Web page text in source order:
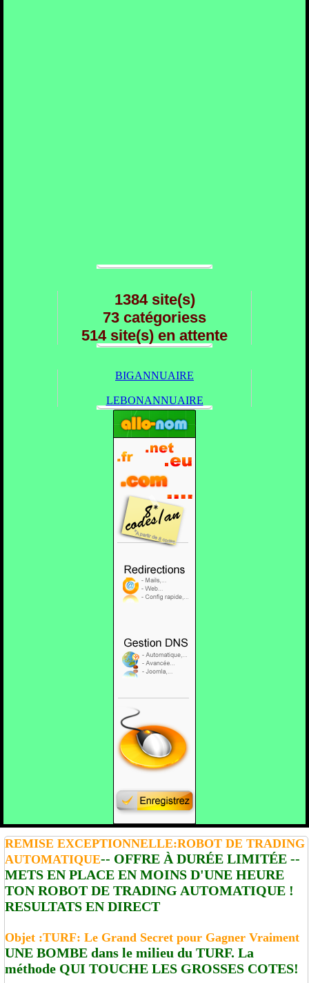
1384 site(s)
73 catégoriess
514 site(s) en attente
BIGANNUAIRE
LEBONANNUAIRE
REMISE EXCEPTIONNELLE:ROBOT DE TRADING
AUTOMATIQUE-- OFFRE À DURÉE LIMITÉE --
METS EN PLACE EN MOINS D'UNE HEURE
TON ROBOT DE TRADING AUTOMATIQUE !
RESULTATS EN DIRECT
Objet :TURF: Le Grand Secret pour Gagner Vraiment
UNE BOMBE dans le milieu du TURF. La
méthode QUI TOUCHE LES GROSSES COTES!